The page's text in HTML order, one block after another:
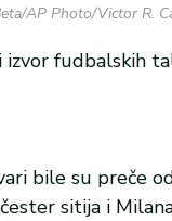
AP Photo/Victor R.
izvor fudbalskih
bile su preče
sitija i